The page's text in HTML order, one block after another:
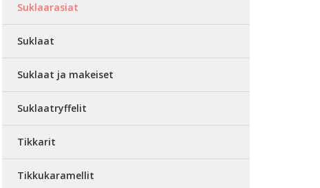
Suklaarasiat
Suklaat
Suklaat ja makeiset
Suklaatryffelit
Tikkarit
Tikkukaramellit